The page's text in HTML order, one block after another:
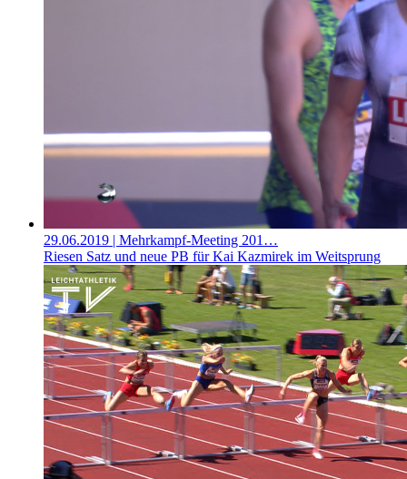
29.06.2019 | Mehrkampf-Meeting 201…
Riesen Satz und neue PB für Kai Kazmirek im Weitsprung